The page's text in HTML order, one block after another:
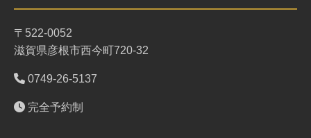
〒522-0052
滋賀県彦根市西今町720-32
0749-26-5137
完全予約制